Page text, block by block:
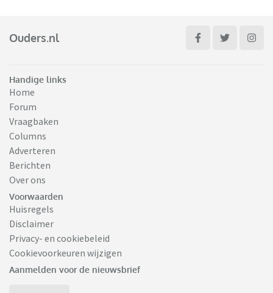
Ouders.nl
Handige links
Home
Forum
Vraagbaken
Columns
Adverteren
Berichten
Over ons
Voorwaarden
Huisregels
Disclaimer
Privacy- en cookiebeleid
Cookievoorkeuren wijzigen
Aanmelden voor de nieuwsbrief